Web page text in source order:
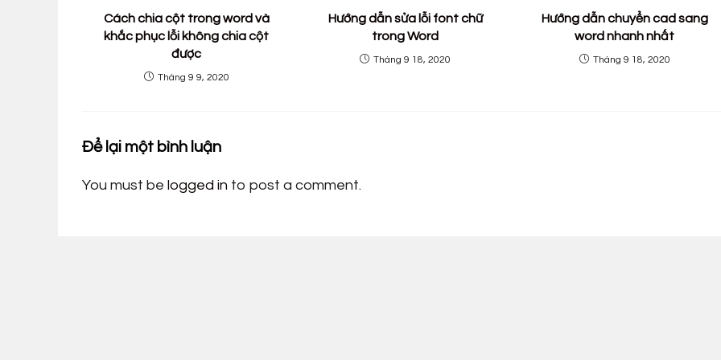
Cách chia cột trong word và
khắc phục lỗi không chia cột
được
Tháng 9 9, 2020
Hướng dẫn sửa lỗi font chữ
trong Word
Tháng 9 18, 2020
Hướng dẫn chuyển cad sang
word nhanh nhất
Tháng 9 18, 2020
Để lại một bình luận
You must be logged in to post a comment.